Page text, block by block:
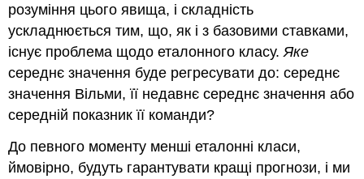
розуміння цього явища, і складність
ускладнюється тим, що, як і з базовими ставками,
існує проблема щодо еталонного класу.Яке
середнє значення буде регресувати до: середнє
значення Вільми, її недавнє середнє значення або
середній показник її команди?
До певного моменту менші еталонні класи,
ймовірно, будуть гарантувати кращі прогнози, і ми